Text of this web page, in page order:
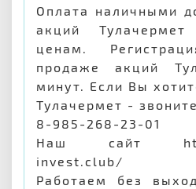
Оплата наличными
акций
ценам.
продаже акций
минут. Если Вы
Тулачермет -
8-985-268-23-01
Наш сайт
invest.club/
Работаем без